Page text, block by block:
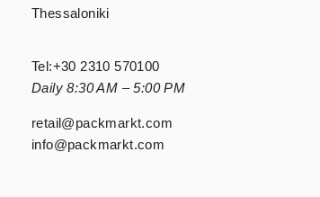
Thessaloniki
Tel:+30 2310 570100
Daily 8:30 AM – 5:00 PM
retail@packmarkt.com
info@packmarkt.com